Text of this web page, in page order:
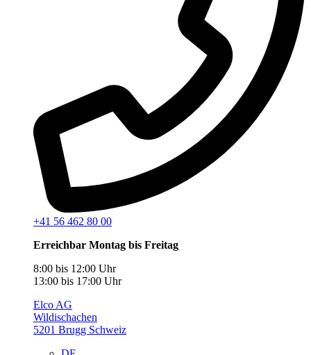
+41 56 462 80 00
Erreichbar Montag bis Freitag
8:00 bis 12:00 Uhr
13:00 bis 17:00 Uhr
Elco AG
Wildischachen
5201 Brugg Schweiz